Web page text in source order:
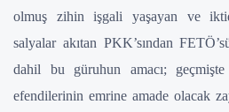
olmuş zihin işgali yaşayan ve
salyalar akıtan PKK’sından
dahil bu güruhun amacı;
efendilerinin emrine amade olacak